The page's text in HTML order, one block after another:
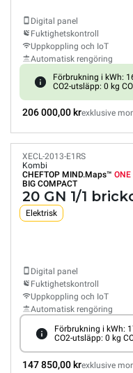
Digital panel
Fuktighetskontroll
Uppkoppling och IoT
Automatisk rengöring
Förbrukning i kWh:
CO2-utsläpp: 0 kg
206 000,00 krexklusive
XECL-2013-E1RS
Kombi
CHEFTOP MIND.Maps™ ONE
BIG COMPACT
20 GN 1/1
Elektrisk
Digital panel
Fuktighetskontroll
Uppkoppling och IoT
Automatisk rengöring
Förbrukning i kWh:
CO2-utsläpp: 0 kg
147 850,00 krexklusive